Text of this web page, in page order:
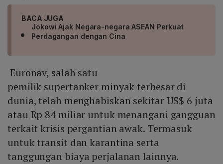
BACA JUGA
Jokowi Ajak Negara-negara ASEAN Perkuat
Perdagangan dengan Cina
Euronav, salah satu
pemilik supertanker minyak terbesar di
dunia, telah menghabiskan sekitar US$ 6 juta
atau Rp 84 miliar untuk menangani gangguan
terkait krisis pergantian awak. Termasuk
untuk transit dan karantina serta
tanggungan biaya perjalanan lainnya.